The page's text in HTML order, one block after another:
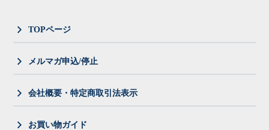
TOPページ
メルマガ申込/停止
会社概要・特定商取引法表示
お買い物ガイド